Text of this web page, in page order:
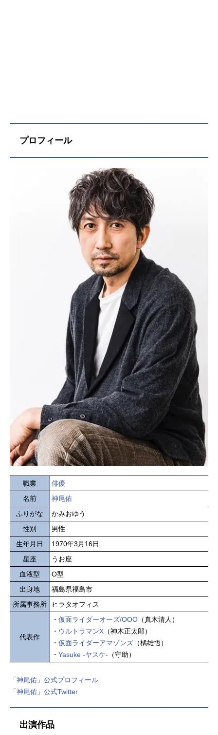
プロフィール
職業
俳優
名前
神尾佑
ふりがな
かみおゆう
性別
男性
生年月日
1970年3月16日
星座
うお座
血液型
O型
出身地
福島県福島市
所属事務所
ヒラタオフィス
代表作
・ 仮面ライダーオーズ/OOO （真木清人）
・ ウルトラマンX （神木正太郎）
・ 仮面ライダーアマゾンズ （橘雄悟）
・ Yasuke -ヤスケ- （守助）
「神尾佑」公式プロフィール
「神尾佑」公式Twitter
出演作品